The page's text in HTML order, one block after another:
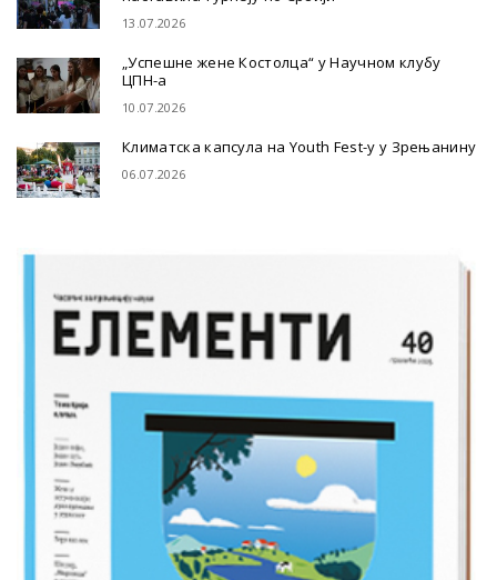
13.07.2026
„Успешне жене Костолца“ у Научном клубу
ЦПН-а
10.07.2026
Климатска капсула на Youth Fest-у у Зрењанину
06.07.2026